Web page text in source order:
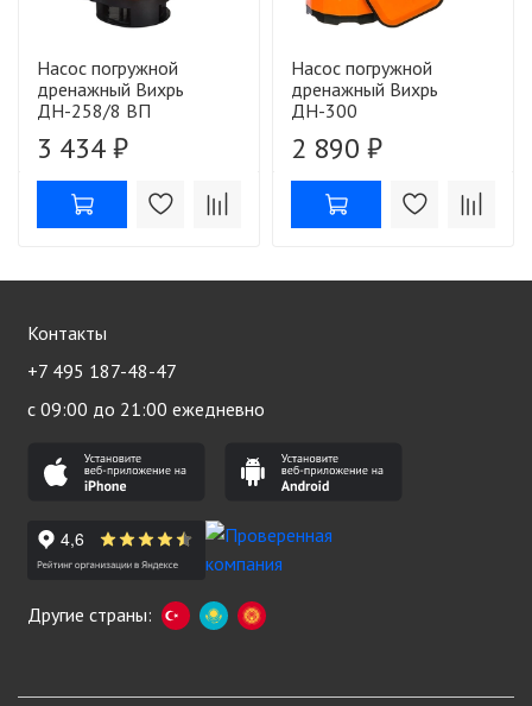
Насос погружной
дренажный Вихрь
ДН-258/8 ВП
3 434 ₽
Насос погружной
дренажный Вихрь
ДН-300
2 890 ₽
Контакты
+7 495 187-48-47
с 09:00 до 21:00 ежедневно
Другие страны: